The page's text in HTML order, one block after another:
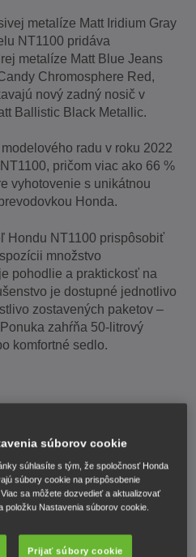
metalíze Matt Iridium Gray
NT1100 pridáva
metalíze Matt Blue Jeans
Chromosphere Red,
nový zadný nosič v
Ballistic Black Metallic.
radu v roku 2022
pričom viac ako 66 %
vyhotovenie s unikátnou
Honda.
Hondu NT1100 prispôsobiť
množstvo
pohodlie a praktickosť na
je dostupné jednotlivo
zostavených paketov –
zahŕňa 50-litrový
komfortné sedlo.
:V roku 2022 na trh prišiel
modelu CRF1100L Africa
súborov cookie
súhlasíte s tým, že spoločnosť Honda
súbory cookie na prispôsobenie
sa môžete dozvedieť a aktualizovať
Nastavenia súborov cookie.
Prijať súbory cookie